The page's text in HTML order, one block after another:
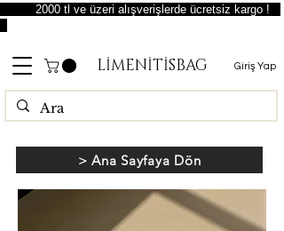
LİMENİTİSBAG Giriş Yap
2000 tl ve üzeri alışverişlerde ücretsiz kargo !
> Ana Sayfaya Dön